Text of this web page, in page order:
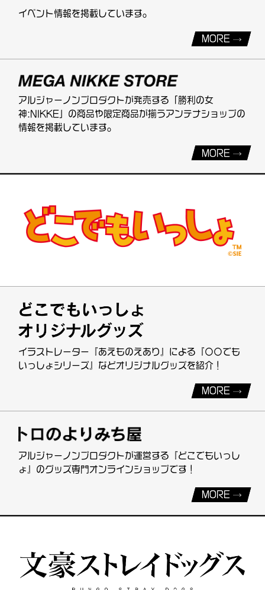
イベント情報を掲載しています。
MORE
アルジャーノンプロダクトが発売する「勝利の女
神:NIKKE」の商品や限定商品が揃うアンテナショップの
情報を掲載しています。
MORE
イラストレーター『あえものえあり』による『〇〇でも
いっしょシリーズ』などオリジナルグッズを紹介！
MORE
アルジャーノンプロダクトが運営する『どこでもいっし
ょ』のグッズ専門オンラインショップです！
MORE